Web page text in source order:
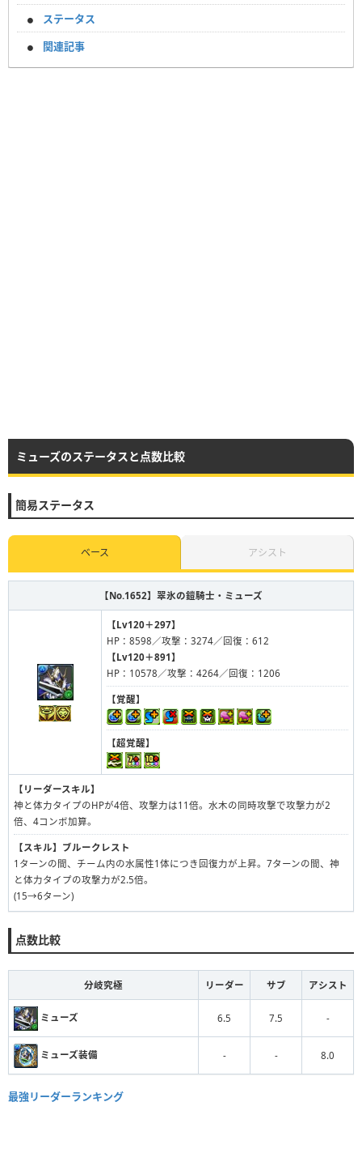
ステータス
関連記事
ミューズのステータスと点数比較
簡易ステータス
ベース アシスト
【No.1652】 翠氷の鎧騎士・ミューズ
【Lv120＋297】
HP：8598／攻撃：3274／回復：612
【Lv120＋891】
HP：10578／攻撃：4264／回復：1206
【覚醒】
【超覚醒】
【リーダースキル】
神と体力タイプのHPが4倍、攻撃力は11倍。水木の同時攻撃で攻撃力が2
倍、4コンボ加算。
【スキル】 ブルークレスト
1ターンの間、チーム内の水属性1体につき回復力が上昇。7ターンの間、神
と体力タイプの攻撃力が2.5倍。
(15→6ターン)
点数比較
分岐究極 リーダー サブ アシスト
ミューズ 6.5 7.5 -
ミューズ装備 - - 8.0
最強リーダーランキング